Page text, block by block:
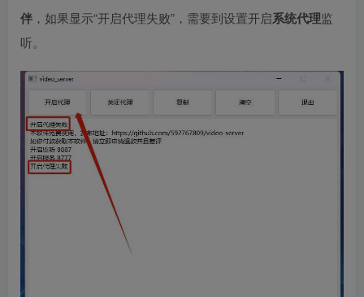
伴 ，如果显示“开启代理失败”，需要到设置开启系统代理监
听。